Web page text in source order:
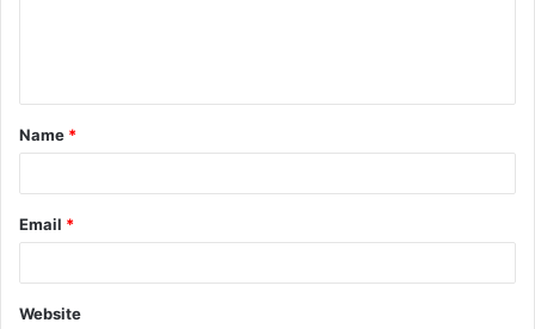
Name *
Email *
Website